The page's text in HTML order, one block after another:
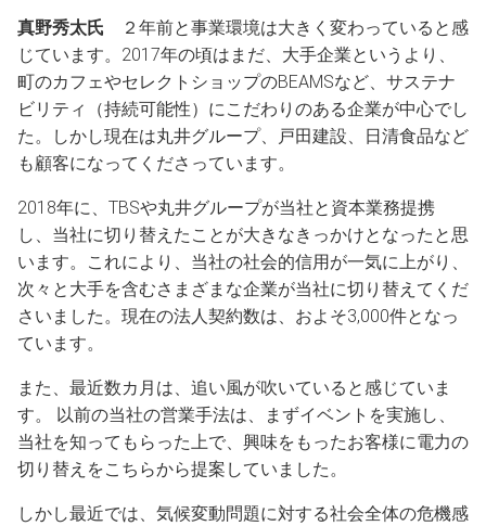
真野秀太氏 ２年前と事業環境は大きく変わっていると感
じています。2017年の頃はまだ、大手企業というより、
町のカフェやセレクトショップのBEAMSなど、サステナ
ビリティ（持続可能性）にこだわりのある企業が中心でし
た。しかし現在は丸井グループ、戸田建設、日清食品など
も顧客になってくださっています。
2018年に、TBSや丸井グループが当社と資本業務提携
し、当社に切り替えたことが大きなきっかけとなったと思
います。これにより、当社の社会的信用が一気に上がり、
次々と大手を含むさまざまな企業が当社に切り替えてくだ
さいました。現在の法人契約数は、およそ3,000件となっ
ています。
また、最近数カ月は、追い風が吹いていると感じていま
す。 以前の当社の営業手法は、まずイベントを実施し、
当社を知ってもらった上で、興味をもったお客様に電力の
切り替えをこちらから提案していました。
しかし最近では、気候変動問題に対する社会全体の危機感